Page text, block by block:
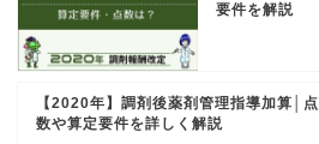
要件を解説
【2020年】調剤後薬剤管理指導加算│点
数や算定要件を詳しく解説